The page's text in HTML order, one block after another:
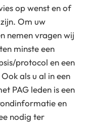
op wenst en of
Om uw
nemen vragen wij
minste een
protocol en een
als u al in een
PAG leden is een
en
nodig ter